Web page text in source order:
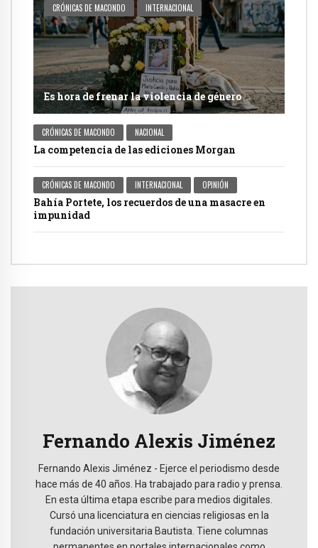
CRÓNICAS DE MACONDO INTERNACIONAL
Es hora de frenar la violencia de género
CRÓNICAS DE MACONDO NACIONAL
La competencia de las ediciones Morgan
CRÓNICAS DE MACONDO INTERNACIONAL OPINIÓN
Bahía Portete, los recuerdos de una masacre en
impunidad
Fernando Alexis Jiménez
Fernando Alexis Jiménez - Ejerce el periodismo desde
hace más de 40 años. Ha trabajado para radio y prensa.
En esta última etapa escribe para medios digitales.
Cursó una licenciatura en ciencias religiosas en la
fundación universitaria Bautista. Tiene columnas